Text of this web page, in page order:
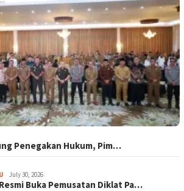
Penegakan Hukum, Pim…
July 30, 2026
Buka Pemusatan Diklat Pa…